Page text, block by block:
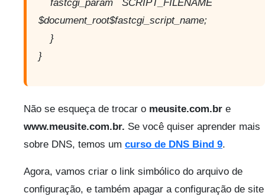
fastcgi_param SCRIPT_FILENAME
$document_root$fastcgi_script_name;
}
}
Não se esqueça de trocar o meusite.com.br e
www.meusite.com.br. Se você quiser aprender mais
sobre DNS, temos um curso de DNS Bind 9.
Agora, vamos criar o link simbólico do arquivo de
configuração, e também apagar a configuração de site